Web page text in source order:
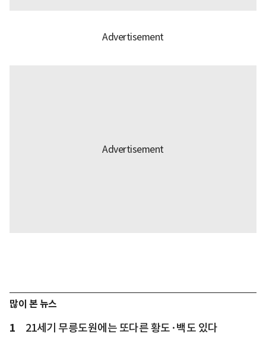
많이 본 뉴스
1 21세기 무릉도원에는 또다른 황도·백도 있다